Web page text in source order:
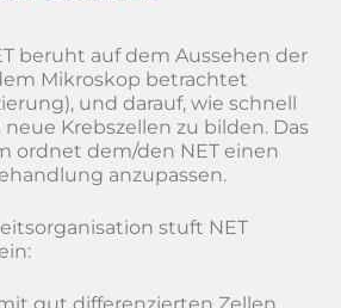
beruht auf dem Aussehen der
Mikroskop betrachtet
und darauf, wie schnell
Krebszellen zu bilden. Das
ordnet dem/den NET einen
anzupassen.
stuft NET